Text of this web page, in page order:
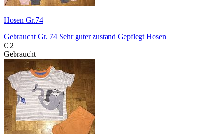
Hosen Gr.74
Gebraucht Gr. 74 Sehr guter zustand Gepflegt Hosen
€ 2
Gebraucht